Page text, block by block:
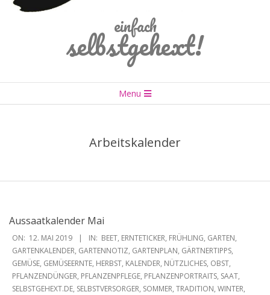
einfach
selbstgehext!
Navigation
Menu
Arbeitskalender
Aussaatkalender Mai
2019-
05-
12
ON: 12. MAI 2019 IN: BEET, ERNTETICKER, FRÜHLING, GARTEN,
GARTENKALENDER, GARTENNOTIZ, GARTENPLAN, GÄRTNERTIPPS,
GEMÜSE, GEMÜSEERNTE, HERBST, KALENDER, NÜTZLICHES, OBST,
PFLANZENDÜNGER, PFLANZENPFLEGE, PFLANZENPORTRAITS, SAAT,
SELBSTGEHEXT.DE, SELBSTVERSORGER, SOMMER, TRADITION, WINTER,